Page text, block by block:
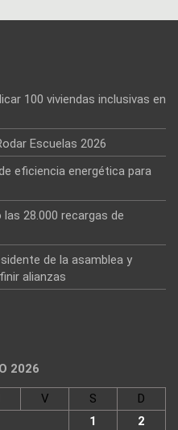
100 viviendas inclusivas en
Escuelas 2026
eficiencia energética para
28.000 recargas de
de la asamblea y
alianzas
2026
V S
D
1
2